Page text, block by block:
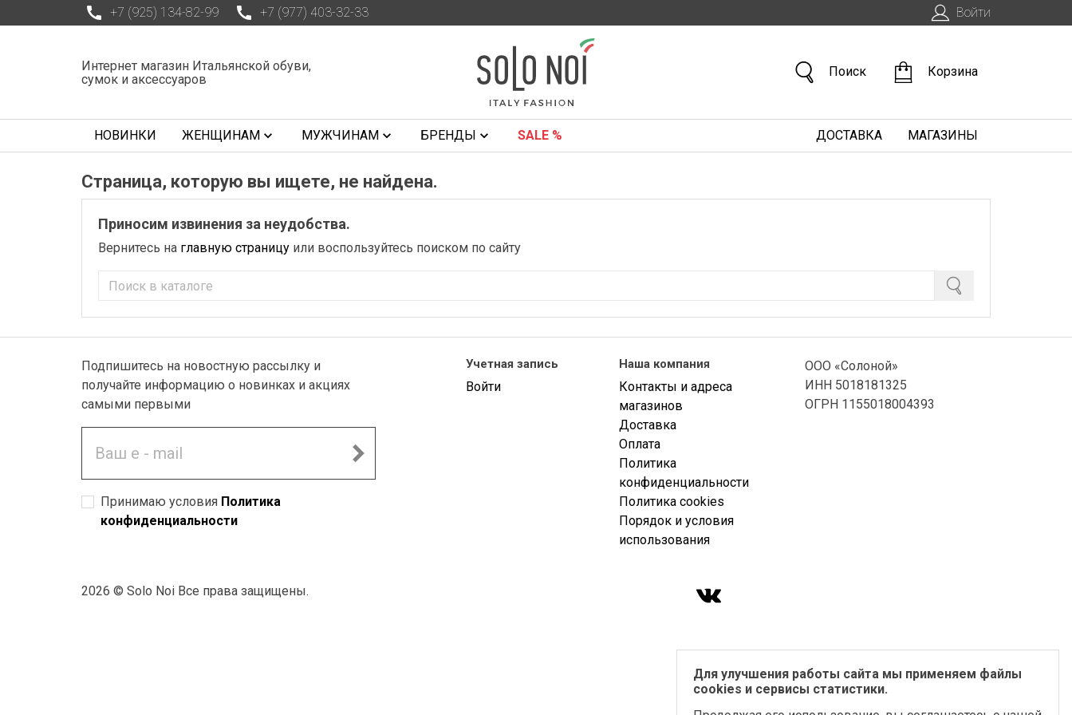
+7 (925) 134-82-99 +7 (977) 403-32-33 Войти
Интернет магазин Итальянской обуви,
сумок и аксессуаров
Поиск Корзина
НОВИНКИ ЖЕНЩИНАМ МУЖЧИНАМ БРЕНДЫ SALE % ДОСТАВКА МАГАЗИНЫ
Страница, которую вы ищете, не найдена.
Приносим извинения за неудобства.
Вернитесь на главную страницу или воспользуйтесь поиском по сайту
Подпишитесь на новостную рассылку и
получайте информацию о новинках и акциях
самыми первыми
Принимаю условия Политика
конфиденциальности
Учетная запись
Войти
Наша компания
Контакты и адреса
магазинов
Доставка
Оплата
Политика
конфиденциальности
Политика cookies
Порядок и условия
использования
ООО «Солоной»
ИНН 5018181325
ОГРН 1155018004393
2026 © Solo Noi Все права защищены.
Для улучшения работы сайта мы применяем файлы
cookies и сервисы статистики.